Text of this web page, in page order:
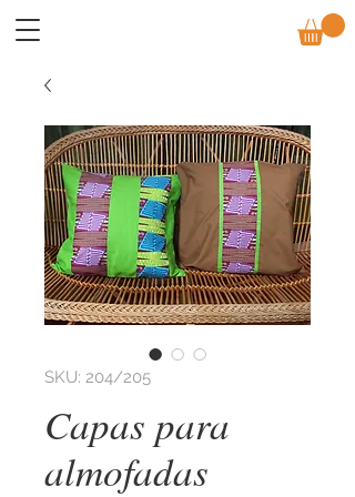
SKU: 204/205
Capas para
almofadas